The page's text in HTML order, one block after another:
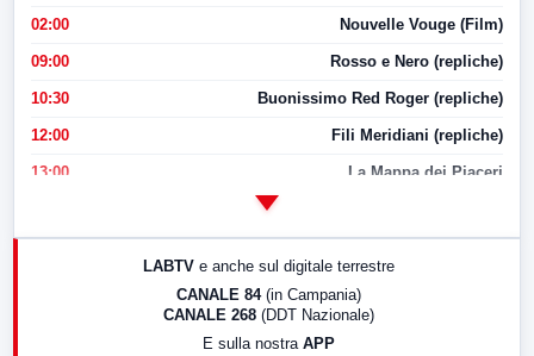
02:00 Nouvelle Vouge (Film)
09:00 Rosso e Nero (repliche)
10:30 Buonissimo Red Roger (repliche)
12:00 Fili Meridiani (repliche)
13:00 La Mappa dei Piaceri
LABTV e anche sul digitale terrestre
CANALE 84 (in Campania)
CANALE 268 (DDT Nazionale)
E sulla nostra APP